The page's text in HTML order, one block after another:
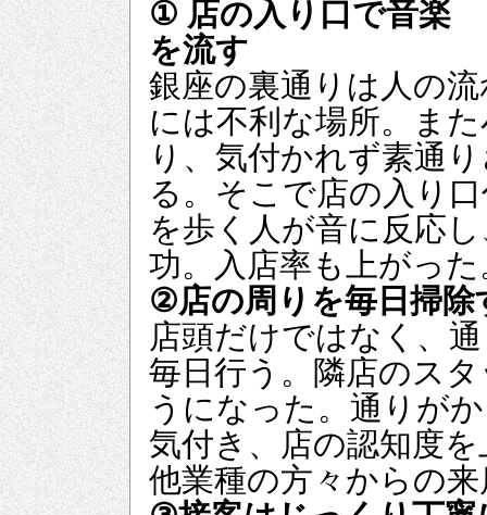
① 店の入り口で音楽
を流す
銀座の裏通りは人の
には不利な場所。ま
り、気付かれず素通
る。そこで店の入り
を歩く人が音に反応
功。入店率も上がった
②店の周りを毎日掃除
店頭だけではなく、
毎日行う。隣店のス
うになった。通りが
気付き、店の認知度
他業種の方々からの